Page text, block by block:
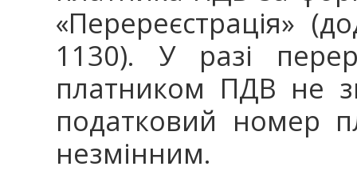
«Перереєстрація»
1130). У разі
платником ПДВ не
податковий номер
незмінним.